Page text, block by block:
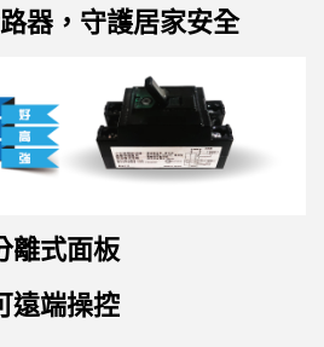
器，守護居家安全
離式面板
遠端操控